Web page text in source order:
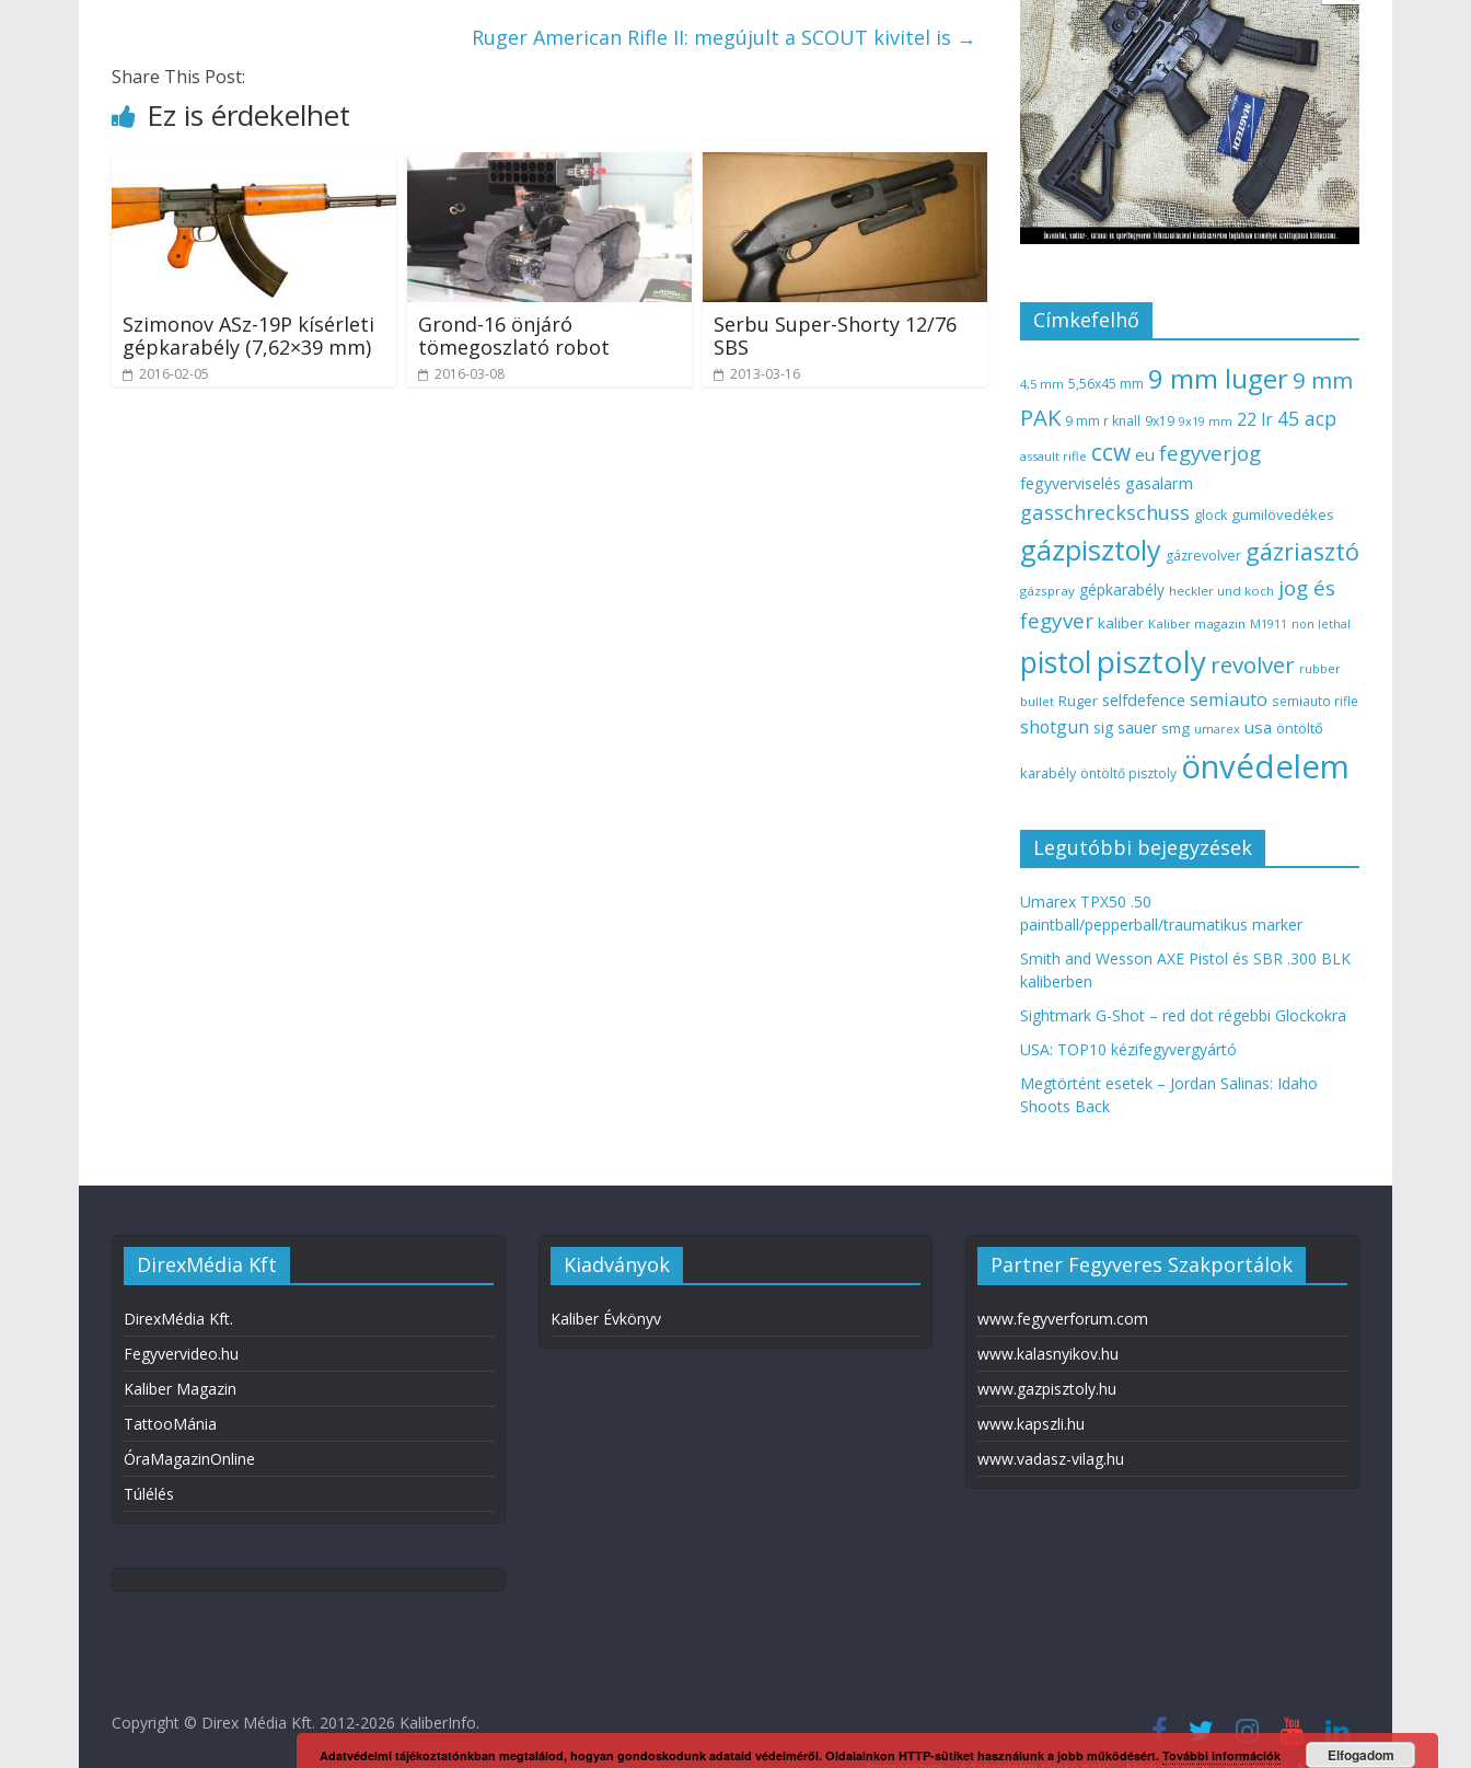
Ruger American Rifle II: megújult a SCOUT kivitel is →
Share This Post:
Ez is érdekelhet
Szimonov ASz-19P kísérleti
gépkarabély (7,62×39 mm)
2016-02-05
Grond-16 önjáró
tömegoszlató robot
2016-03-08
Serbu Super-Shorty 12/76
SBS
2013-03-16
Címkefelhő
4,5 mm 5,56x45 mm 9 mm luger9 mm
PAK 9 mm r knall 9x19 9x19 mm 22 lr 45 acp
assault rifle ccw eu fegyverjog
fegyverviselés gasalarm
gasschreckschuss glock gumilövedékes
gázpisztoly gázrevolver gázriasztó
gázspray gépkarabély heckler und koch jog és
fegyver kaliber Kaliber magazin M1911 non lethal
pistol pisztoly revolver rubber
bullet Ruger selfdefence semiauto semiauto rifle
shotgun sig sauer smg umarex usa öntöltő
karabély öntöltő pisztoly önvédelem
Legutóbbi bejegyzések
Umarex TPX50 .50
paintball/pepperball/traumatikus marker
Smith and Wesson AXE Pistol és SBR .300 BLK
kaliberben
Sightmark G-Shot – red dot régebbi Glockokra
USA: TOP10 kézifegyvergyártó
Megtörtént esetek – Jordan Salinas: Idaho
Shoots Back
DirexMédia Kft
DirexMédia Kft.
Fegyvervideo.hu
Kaliber Magazin
TattooMánia
ÓraMagazinOnline
Túlélés
Kiadványok
Kaliber Évkönyv
Partner Fegyveres Szakportálok
www.fegyverforum.com
www.kalasnyikov.hu
www.gazpisztoly.hu
www.kapszli.hu
www.vadasz-vilag.hu
Copyright © Direx Média Kft. 2012-2026 KaliberInfo.
Adatvédelmi tájékoztatónkban megtalálod, hogyan gondoskodunk adataid védelméről. Oldalainkon HTTP-sütiket használunk a jobb működésért. További információk Elfogadom